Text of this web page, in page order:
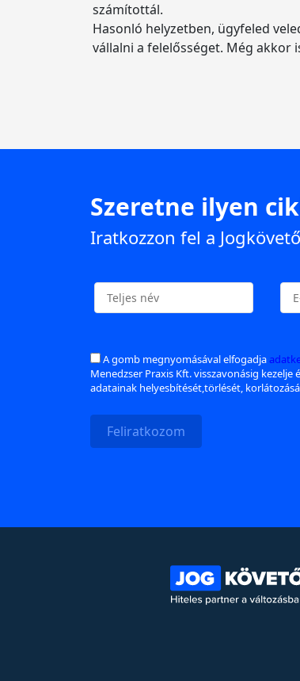
számítottál.
Hasonló helyzetben, ügyfeled
vállalni a felelősséget. Még akkor
Szeretne ilyen
Iratkozzon fel a
A gomb megnyomásával elfogadja
Menedzser Praxis Kft. visszavonásig
adatainak helyesbítését,törlését,
Feliratkozom